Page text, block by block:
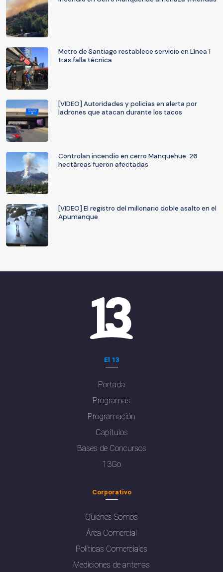
Metro de Santiago restablece servicio en Línea 1
tras falla técnica
[VIDEO] Autoridades y policías en alerta por
ladrones que atacan durante los tacos
Controlan incendio en cerro Manquehue: 26
hectáreas fueron afectadas
[VIDEO] El registro del millonario doble asalto en el
Apumanque
El 13
Portada
Programas
Programación
Capítulos
Bases de Concursos
13Go
Corporativo
Quiénes Somos
Área Comercial
Políticas Comerciales
Mediciones de antenas